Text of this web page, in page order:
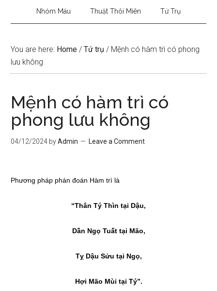
Nhóm Máu Thuật Thôi Miên Tứ Trụ
You are here: Home / Tứ trụ / Mệnh có hàm trì có phong
lưu không
Mệnh có hàm trì có
phong lưu không
04/12/2024 byAdmin Leave a Comment
Phương pháp phán đoán Hàm trì là
“Thân Tý Thìn tại Dậu,
Dần Ngọ Tuất tại Mão,
Tỵ Dậu Sửu tại Ngọ,
Hợi Mão Mùi tại Tý”.